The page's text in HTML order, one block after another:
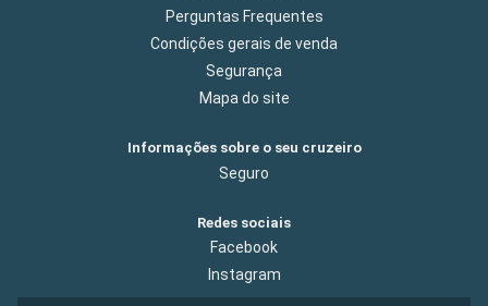
Perguntas Frequentes
Condições gerais de venda
Segurança
Mapa do site
Informações sobre o seu cruzeiro
Seguro
Redes sociais
Facebook
Instagram